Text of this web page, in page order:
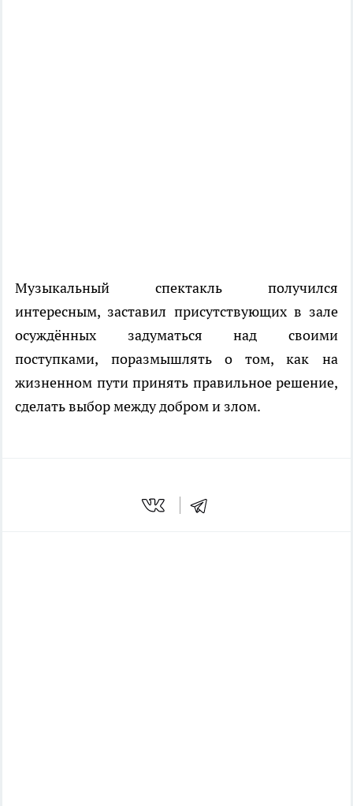
Музыкальный спектакль получился
интересным, заставил присутствующих в зале
осуждённых задуматься над своими
поступками, поразмышлять о том, как на
жизненном пути принять правильное решение,
сделать выбор между добром и злом.